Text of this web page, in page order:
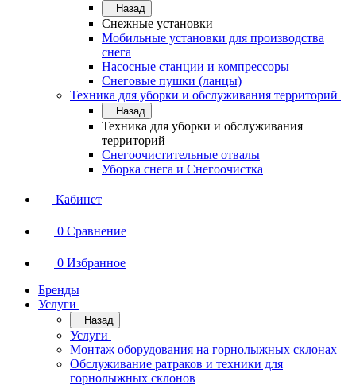
Назад
Снежные установки
Мобильные установки для производства
снега
Насосные станции и компрессоры
Снеговые пушки (ланцы)
Техника для уборки и обслуживания территорий
Назад
Техника для уборки и обслуживания
территорий
Снегоочистительные отвалы
Уборка снега и Снегоочистка
Кабинет
0 Сравнение
0 Избранное
Бренды
Услуги
Назад
Услуги
Монтаж оборудования на горнолыжных склонах
Обслуживание ратраков и техники для
горнолыжных склонов